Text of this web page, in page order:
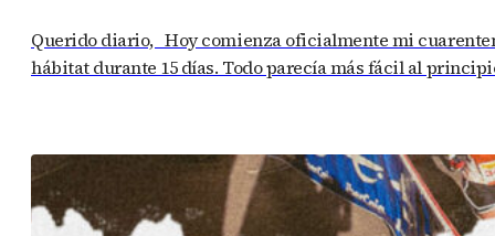
Querido diario, Hoy comienza oficialmente mi
hábitat durante 15 días. Todo parecía más fácil al